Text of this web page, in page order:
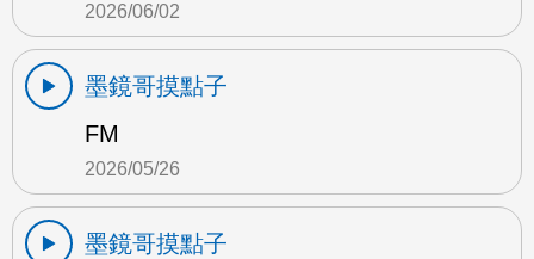
2026/06/02
墨鏡哥摸點子
FM
2026/05/26
墨鏡哥摸點子